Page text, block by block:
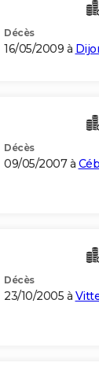
Décès
16/05/2009 à
Décès
09/05/2007 à
Décès
23/10/2005 à